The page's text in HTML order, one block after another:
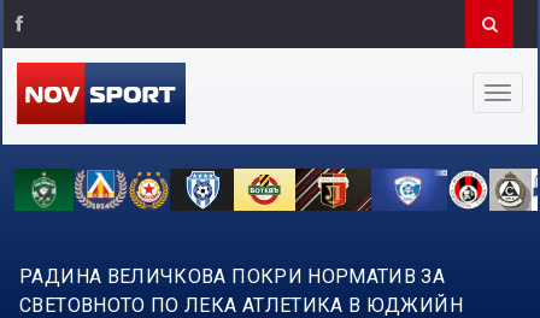
РАДИНА ВЕЛИЧКОВА ПОКРИ НОРМАТИВ ЗА
СВЕТОВНОТО ПО ЛЕКА АТЛЕТИКА В ЮДЖИЙН